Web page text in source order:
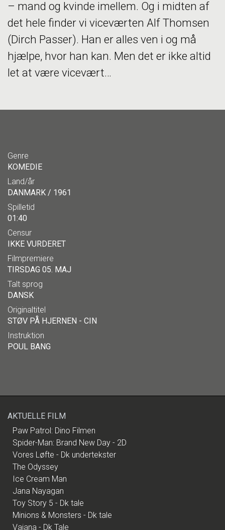
– mand og kvinde imellem. Og i midten af
det hele finder vi viceværten Alf Thomsen
(Dirch Passer). Han er alles ven i og må
hjælpe, hvor han kan. Men det er ikke altid
let at være vicevært…
Genre
KOMEDIE
Land/år
DANMARK / 1961
Spilletid
01:40
Censur
IKKE VURDERET
Filmpremiere
TIRSDAG 05. MAJ
Talt sprog
DANSK
Originaltitel
STØV PÅ HJERNEN - CIN
Instruktion
POUL BANG
AKTUELLE FILM
Paw Patrol: Dino Filmen
Spider-Man: Brand New Day - 2D
Vores Løfte - Dk undertekster
The Odyssey
Ice Cream Man
Jana Nayagan
Toy Story 5 - Dk tale
Minions & Monsters - Dk tale
Vaiana - Dk Tale